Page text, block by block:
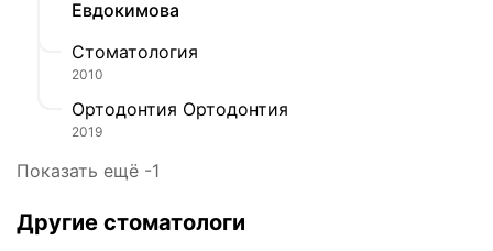
Евдокимова
Стоматология
2010
Ортодонтия Ортодонтия
2019
Показать ещё -1
Другие стоматологи